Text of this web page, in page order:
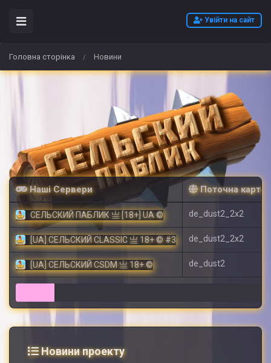
Увійти на сайт
Головна сторінка / Новини
Наші Сервери Поточна карта
СЕЛЬСКИЙ ПАБЛИК 亗 [18+] UA © de_dust2_2x2
[UA] СЕЛЬСКИЙ CLASSIC 亗 18+ © #3 de_dust2_2x2
[UA] СЕЛЬСКИЙ CSDM 亗 18+ © de_dust2
Новини проекту